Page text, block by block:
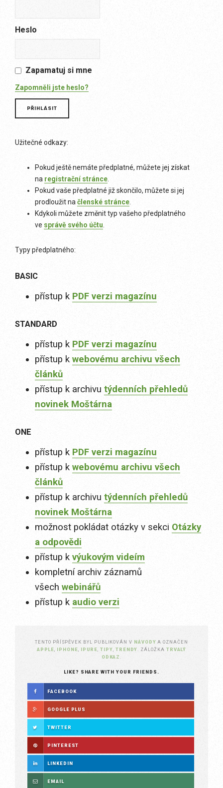
Heslo
Zapamatuj si mne
Zapomněli jste heslo?
Užitečné odkazy:
Pokud ještě nemáte předplatné, můžete jej získat
na registrační stránce
Pokud vaše předplatné již skončilo, můžete si jej
prodloužit na členské stránce
Kdykoli můžete změnit typ vašeho předplatného
ve správě svého účtu
Typy předplatného:
BASIC
přístup k PDF verzi magazínu
STANDARD
přístup k PDF verzi magazínu
přístup k webovému archivu všech
článků
přístup k archivu týdenních přehledů
novinek Moštárna
ONE
přístup k PDF verzi magazínu
přístup k webovému archivu všech
článků
přístup k archivu týdenních přehledů
novinek Moštárna
možnost pokládat otázky v sekci Otázky
a odpovědi
přístup k výukovým videím
kompletní archiv záznamů
všech webinářů
přístup k audio verzi
TENTO PŘÍSPĚVEK BYL PUBLIKOVÁN V NÁVODY A OZNAČEN
APPLE
IPHONE IPURE ,TIPY TRENDY . ZÁLOŽKA TRVALÝ
ODKAZ
LIKE? SHARE WITH YOUR FRIENDS.
FACEBOOK
GOOGLE PLUS
TWITTER
PINTEREST
LINKEDIN
EMAIL